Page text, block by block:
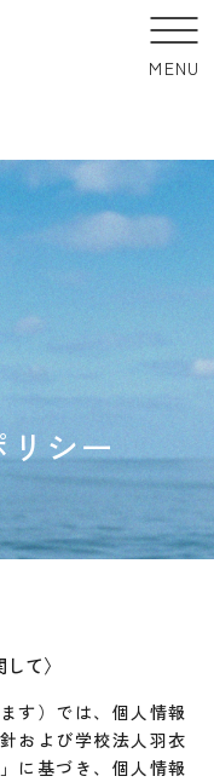
MENU
リシー
して
す）では、個人情報
および学校法人羽衣
に基づき、個人情報